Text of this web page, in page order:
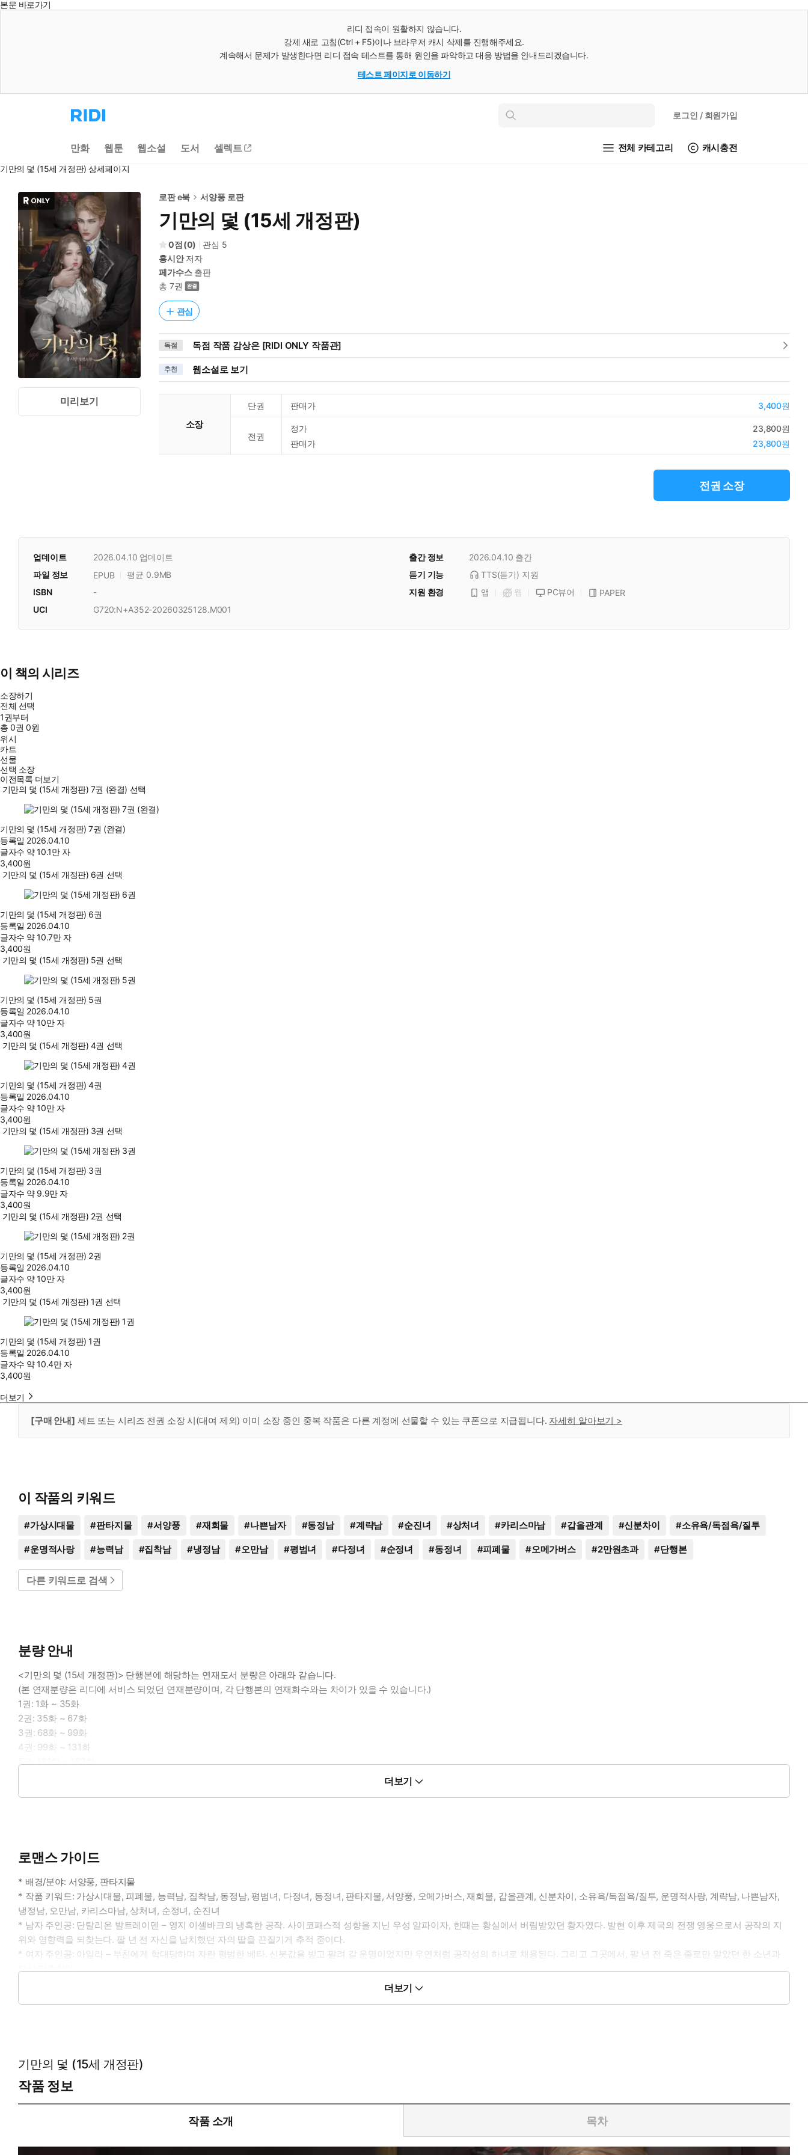
본문 바로가기
리디 접속이 원활하지 않습니다.
강제 새로 고침(Ctrl + F5)이나 브라우저 캐시 삭제를 진행해주세요.
계속해서 문제가 발생한다면 리디 접속 테스트를 통해 원인을 파악하고 대응 방법을 안내드리겠습니다.
테스트 페이지로 이동하기
리
디
으
로
동
인
로그인 / 회원가입
만화 웹툰 웹소설 도서 셀렉트 전체 카테고리 캐시충전
기만의 덫 (15세 개정판) 상세페이지
미리보기
로판 e북 서양풍 로판
기만의 덫 (15세 개정판)
0 (0) 관심 5
홍시안저자
페가수스출판
총 7권
관심
독점 독점 작품 감상은 [RIDI ONLY 작품관]
추천 웹소설로 보기
소장
단권 판매가 3,400원
전권
정가
23,800원
판매가
23,800원
전권 소장
업데이트 2026.04.10 업데이트 출간 정보 2026.04.10 출간
듣기 기능
TTS(듣기) 지원
파일 정보 EPUB
평균 0.9MB
지원 환경
앱 웹 PC뷰어 PAPER
ISBN
-
UCI
G720:N+A352-20260325128.M001
이 책의 시리즈
소장하기
전체 선택
1권부터
총0권 0원
위시
카트
선물
선택 소장
이전목록 더보기
기만의 덫 (15세 개정판) 7권 (완결) 선택
기만의 덫 (15세 개정판) 7권 (완결)
등록일 2026.04.10
글자수 약 10.1만 자
3,400원
기만의 덫 (15세 개정판) 6권 선택
기만의 덫 (15세 개정판) 6권
등록일 2026.04.10
글자수 약 10.7만 자
3,400원
기만의 덫 (15세 개정판) 5권 선택
기만의 덫 (15세 개정판) 5권
등록일 2026.04.10
글자수 약 10만 자
3,400원
기만의 덫 (15세 개정판) 4권 선택
기만의 덫 (15세 개정판) 4권
등록일 2026.04.10
글자수 약 10만 자
3,400원
기만의 덫 (15세 개정판) 3권 선택
기만의 덫 (15세 개정판) 3권
등록일 2026.04.10
글자수 약 9.9만 자
3,400원
기만의 덫 (15세 개정판) 2권 선택
기만의 덫 (15세 개정판) 2권
등록일 2026.04.10
글자수 약 10만 자
3,400원
기만의 덫 (15세 개정판) 1권 선택
기만의 덫 (15세 개정판) 1권
등록일 2026.04.10
글자수 약 10.4만 자
3,400원
더보기
[구매 안내] 세트 또는 시리즈 전권 소장 시(대여 제외) 이미 소장 중인 중복 작품은 다른 계정에 선물할 수 있는 쿠폰으로 지급됩니다. 자세히 알아보기 >
이 작품의 키워드
#가상시대물 #판타지물 #서양풍 #재회물 #나쁜남자 #동정남 #계략남 #순진녀 #상처녀 #카리스마남 #갑을관계 #신분차이 #소유욕/독점욕/질투
#운명적사랑 #능력남 #집착남 #냉정남 #오만남 #평범녀 #다정녀 #순정녀 #동정녀 #피폐물 #오메가버스 #2만원초과 #단행본
다른 키워드로 검색
분량 안내
<기만의 덫 (15세 개정판)> 단행본에 해당하는 연재도서 분량은 아래와 같습니다.
(본 연재분량은 리디에 서비스 되었던 연재분량이며, 각 단행본의 연재화수와는 차이가 있을 수 있습니다.)
1권: 1화 ~ 35화
2권: 35화 ~ 67화
3권: 68화 ~ 99화
4권: 99화 ~ 131화
5권: 131화 ~ 163화
더보기
로맨스 가이드
* 배경/분야: 서양풍, 판타지물
* 작품 키워드: 가상시대물, 피폐물, 능력남, 집착남, 동정남, 평범녀, 다정녀, 동정녀, 판타지물, 서양풍, 오메가버스, 재회물, 갑을관계, 신분차이, 소유욕/독점욕/질투, 운명적사랑, 계략남, 나쁜남자,
냉정남, 오만남, 카리스마남, 상처녀, 순정녀, 순진녀
* 남자 주인공: 단탈리온 발트레이덴 – 영지 이셸바크의 냉혹한 공작. 사이코패스적 성향을 지닌 우성 알파이자, 한때는 황실에서 버림받았던 황자였다. 발현 이후 제국의 전쟁 영웅으로서 공작의 지
위와 영향력을 되찾는다. 팔 년 전 자신을 납치했던 자의 딸을 끈질기게 추적 중이다.
* 여자 주인공: 아일라 – 부친에게 학대당하며 자란 평범한 베타. 신붓값을 받고 팔려 갈 운명이었지만 우연처럼 공작성의 하녀로 채용된다. 그리고 그곳에서, 팔 년 전 죽은 줄로만 알았던 한 소년과
다시 마주친다.
* 이럴 때 보세요: 첫눈에 반한 오메가를 망가뜨려서라도 가지는 지독한 알파 남주가 보고 싶다면더보기
기만의 덫 (15세 개정판)
작품 정보
작품 소개 목차